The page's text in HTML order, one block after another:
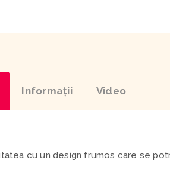
Informaţii Video
cu un design frumos care se